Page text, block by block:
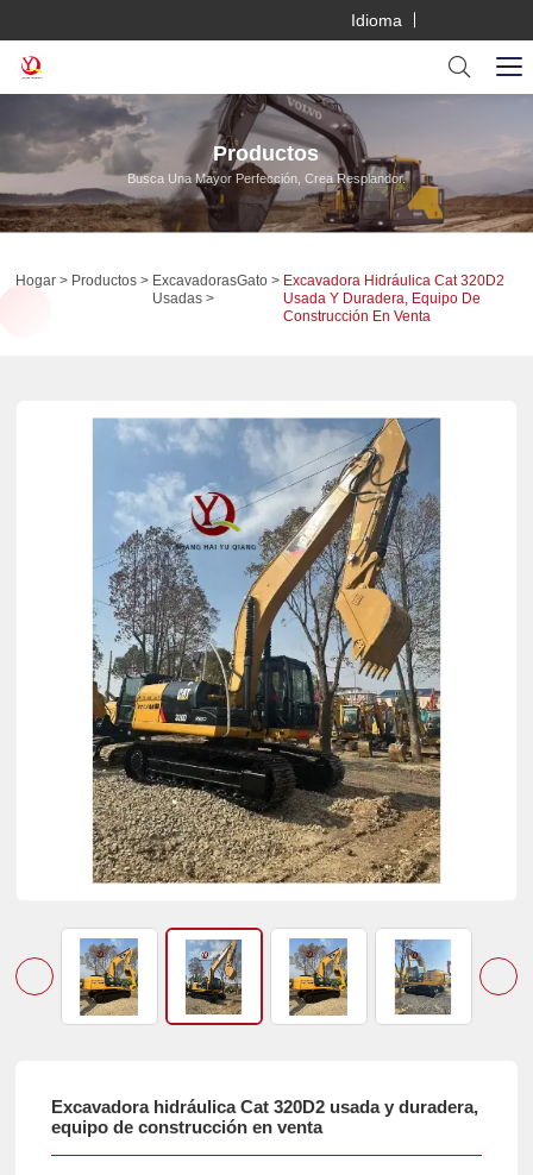
Idioma
Productos
Busca Una Mayor Perfección, Crea Resplandor.
Hogar Productos
Excavadoras
Usadas
Gato
Excavadora Hidráulica Cat 320D2
Usada Y Duradera, Equipo De
Construcción En Venta
Excavadora hidráulica Cat 320D2 usada y duradera,
equipo de construcción en venta